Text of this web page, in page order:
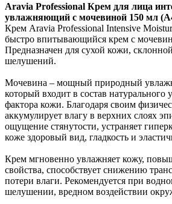
Aravia Professional Крем для лица
увлажняющий с мочевиной 150 мл
Крем Aravia Professional Intensive
быстро впитывающийся крем с
Предназначен для сухой кожи,
шелушений.
Мочевина – мощный природный
который входит в состав
фактора кожи. Благодаря своим
аккумулирует влагу в верхних слоях
ощущение стянутости, устраняет
коже здоровый вид, гладкость и
Крем мгновенно увлажняет кожу,
свойства, способствует снижению
потери влаги. Рекомендуется при
шелушении, вредном воздействии